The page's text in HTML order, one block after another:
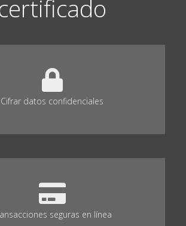
Cifrar datos confidenciales
seguras en línea